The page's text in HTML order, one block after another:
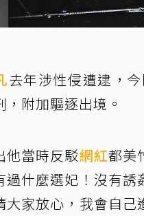
去年涉性侵遭逮，
附加驅逐出境。
他當時反駁網紅都美
過什麼選妃！沒有
大家放心，我會自